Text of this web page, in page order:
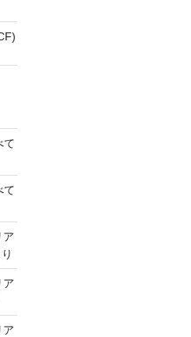
て
て
ア
ア
ア